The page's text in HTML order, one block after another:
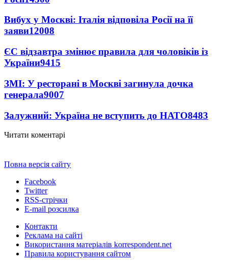
Вибух у Москві: Італія відповіла Росії на її
заяви12008
ЄС відзавтра змінює правила для чоловіків із
України9415
ЗМІ: У ресторані в Москві загинула дочка
генерала9007
Залужний: Україна не вступить до НАТО8483
Читати коментарі
Повна версія сайту
Facebook
Twitter
RSS-стрічки
E-mail розсилка
Контакти
Реклама на сайті
Використання матеріалів korrespondent.net
Правила користування сайтом